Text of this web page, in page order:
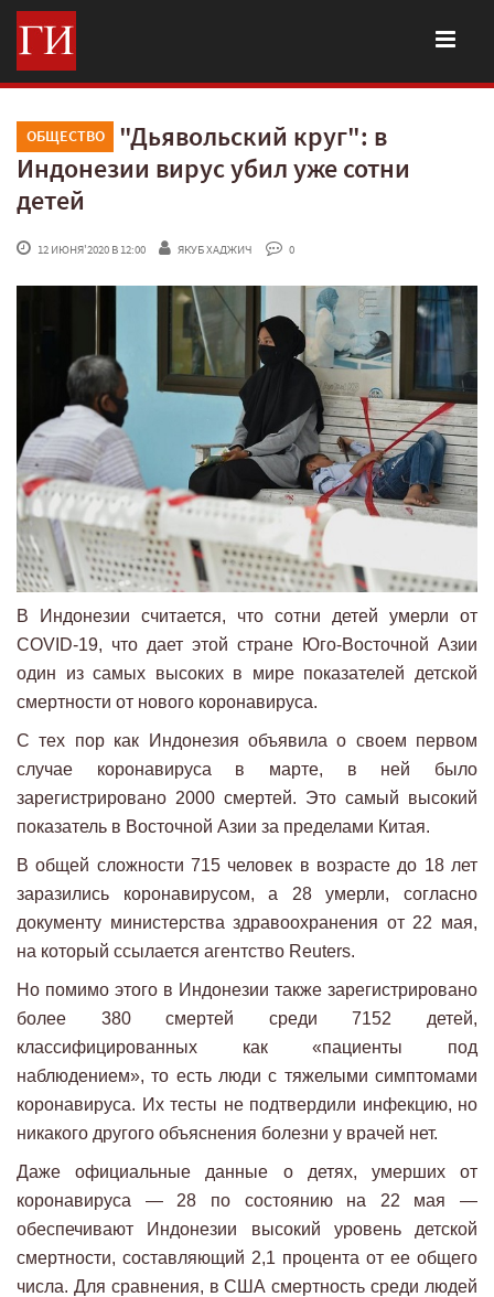
ОБЩЕСТВО
"Дьявольский круг": в
Индонезии вирус убил уже сотни
детей
12 ИЮНЯ'2020 В 12:00 ЯКУБ ХАДЖИЧ 0
В Индонезии считается, что сотни детей умерли от
COVID-19, что дает этой стране Юго-Восточной Азии
один из самых высоких в мире показателей детской
смертности от нового коронавируса.
С тех пор как Индонезия объявила о своем первом
случае коронавируса в марте, в ней было
зарегистрировано 2000 смертей. Это самый высокий
показатель в Восточной Азии за пределами Китая.
В общей сложности 715 человек в возрасте до 18 лет
заразились коронавирусом, а 28 умерли, согласно
документу министерства здравоохранения от 22 мая,
на который ссылается агентство Reuters.
Но помимо этого в Индонезии также зарегистрировано
более 380 смертей среди 7152 детей,
классифицированных как «пациенты под
наблюдением», то есть люди с тяжелыми симптомами
коронавируса. Их тесты не подтвердили инфекцию, но
никакого другого объяснения болезни у врачей нет.
Даже официальные данные о детях, умерших от
коронавируса — 28 по состоянию на 22 мая —
обеспечивают Индонезии высокий уровень детской
смертности, составляющий 2,1 процента от ее общего
числа. Для сравнения, в США смертность среди людей